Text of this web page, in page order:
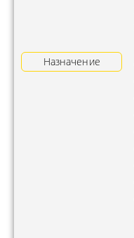
Назначение